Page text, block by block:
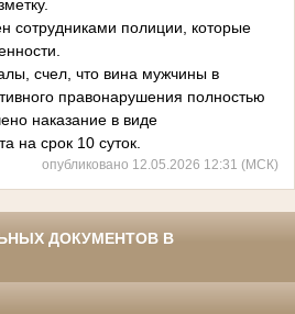
сотрудниками полиции, которые
счел, что вина мужчины в
правонарушения полностью
наказание в виде
на срок 10 суток.
опубликовано 12.05.2026 12:31 (МСК)
ДОКУМЕНТОВ В